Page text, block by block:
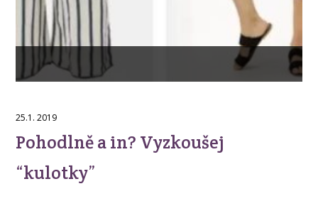
25.1. 2019
Pohodlně a in? Vyzkoušej
“kulotky”